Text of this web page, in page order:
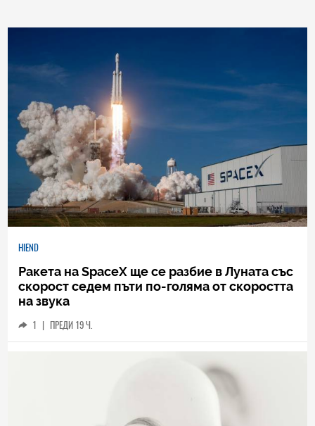
HIEND
Ракета на SpaceX ще се разбие в Луната със
скорост седем пъти по-голяма от скоростта
на звука
1 | ПРЕДИ 19 Ч.